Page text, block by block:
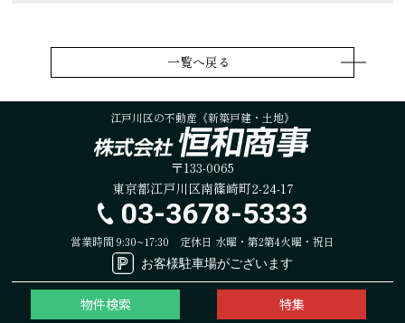
一覧へ戻る
江戸川区の不動産《新築戸建・土地》
〒133-0065
東京都江戸川区南篠崎町2-24-17
03-3678-5333
営業時間 9:30~17:30 定休日 水曜・第2第4火曜・祝日
お客様駐車場がございます
物件検索
特集